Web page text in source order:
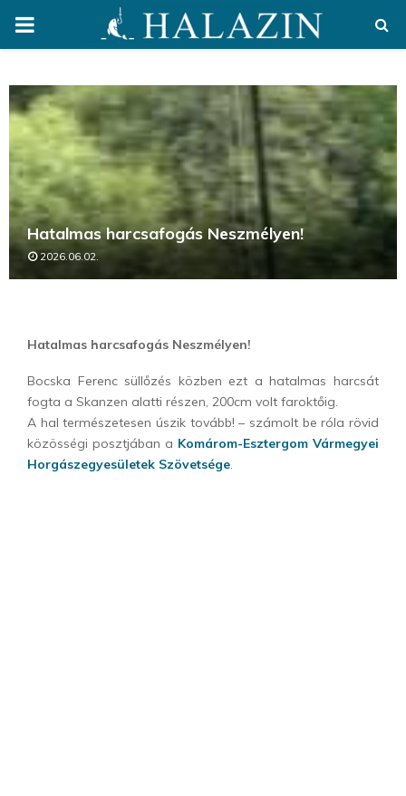
PRIMARY
Hatalmas harcsafogás Neszmélyen!
2026.06.02.
Hatalmas harcsafogás Neszmélyen!
Bocska Ferenc süllőzés közben ezt a hatalmas harcsát
fogta a Skanzen alatti részen, 200cm volt faroktőig.
A hal természetesen úszik tovább! – számolt be róla rövid
közösségi posztjában a Komárom-Esztergom Vármegyei
Horgászegyesületek Szövetsége.